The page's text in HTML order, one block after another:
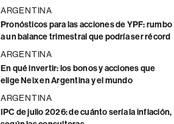
ARGENTINA
Pronósticos para las acciones de YPF: rumbo
a un balance trimestral que podría ser récord
ARGENTINA
En qué invertir: los bonos y acciones que
elige Neix en Argentina y el mundo
ARGENTINA
IPC de julio 2026: de cuánto sería la inflación,